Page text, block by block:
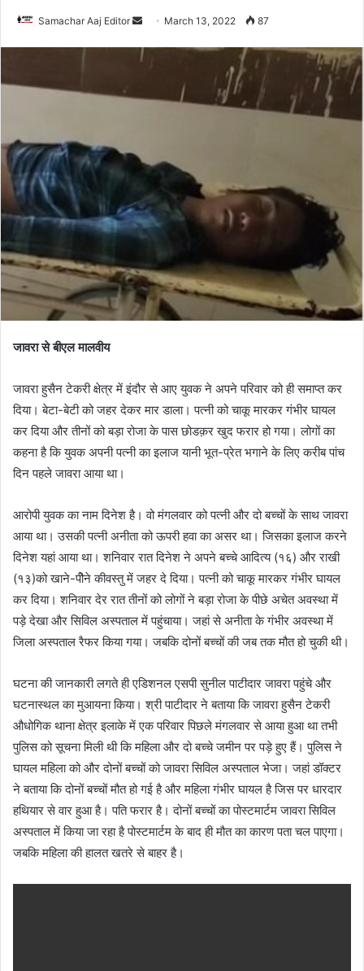
Samachar Aaj Editor
Send
email
March 13, 2022 87
जावरा से बीएल मालवीय
जावरा हुसैन टेकरी क्षेत्र में इंदौर से आए युवक ने अपने परिवार को ही समाप्त कर
दिया। बेटा-बेटी को जहर देकर मार डाला। पत्नी को चाकू मारकर गंभीर घायल
कर दिया और तीनों को बड़ा रोजा के पास छोडक़र खुद फरार हो गया। लोगों का
कहना है कि युवक अपनी पत्नी का इलाज यानी भूत-प्रेत भगाने के लिए करीब पांच
दिन पहले जावरा आया था।
आरोपी युवक का नाम दिनेश है। वो मंगलवार को पत्नी और दो बच्चों के साथ जावरा
आया था। उसकी पत्नी अनीता को ऊपरी हवा का असर था। जिसका इलाज करने
दिनेश यहां आया था। शनिवार रात दिनेश ने अपने बच्चे आदित्य (१६) और राखी
(१३)को खाने-पीेने कीवस्तु में जहर दे दिया। पत्नी को चाकू मारकर गंभीर घायल
कर दिया। शनिवार देर रात तीनों को लोगों ने बड़ा रोजा के पीछे अचेत अवस्था में
पड़े देखा और सिविल अस्पताल में पहुंचाया। जहां से अनीता के गंभीर अवस्था में
जिला अस्पताल रैफर किया गया। जबकि दोनों बच्चों की जब तक मौत हो चुकी थी।
घटना की जानकारी लगते ही एडिशनल एसपी सुनील पाटीदार जावरा पहुंचे और
घटनास्थल का मुआयना किया। श्री पाटीदार ने बताया कि जावरा हुसैन टेकरी
औधोगिक थाना क्षेत्र इलाके में एक परिवार पिछले मंगलवार से आया हुआ था तभी
पुलिस को सूचना मिली थी कि महिला और दो बच्चे जमीन पर पड़े हुए हैं। पुलिस ने
घायल महिला को और दोनों बच्चों को जावरा सिविल अस्पताल भेजा। जहां डॉक्टर
ने बताया कि दोनों बच्चों मौत हो गई है और महिला गंभीर घायल है जिस पर धारदार
हथियार से वार हुआ है। पति फरार है। दोनों बच्चों का पोस्टमार्टम जावरा सिविल
अस्पताल में किया जा रहा है पोस्टमार्टम के बाद ही मौत का कारण पता चल पाएगा।
जबकि महिला की हालत खतरे से बाहर है।